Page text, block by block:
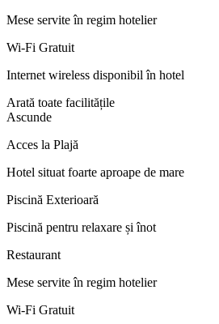
Mese servite în regim hotelier
Wi-Fi Gratuit
Internet wireless disponibil în hotel
Arată toate facilitățile
Ascunde
Acces la Plajă
Hotel situat foarte aproape de mare
Piscină Exterioară
Piscină pentru relaxare și înot
Restaurant
Mese servite în regim hotelier
Wi-Fi Gratuit